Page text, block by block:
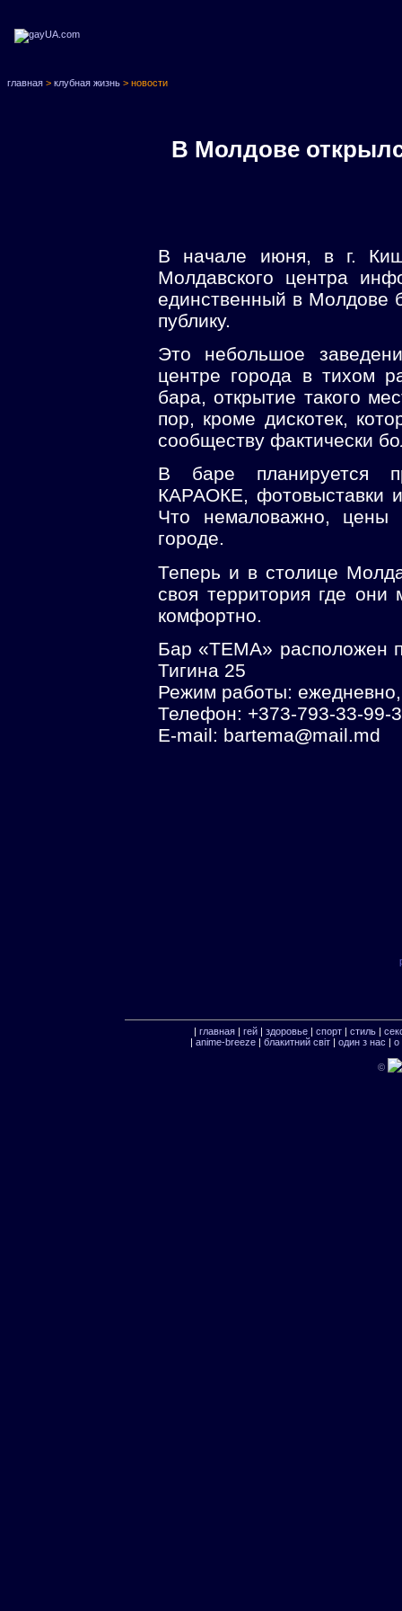
главная > клубная жизнь > новости
В Молдове
В начале июня, в г.
Молдавского центра
единственный в Молдове
публику.
Это небольшое
центре города в тихом
бара, открытие такого
пор, кроме дискотек,
сообществу фактически
В баре планируется
КАРАОКЕ, фотовыставки
Что немаловажно,
городе.
Теперь и в столице
своя территория где они
комфортно.
Бар «ТЕМА» расположен
Тигина 25
Режим работы:
Телефон: +373-793-33-99-3
E-mail: bartema@mail.md
| главная| гей| здоровье| спорт| стиль|
| anime-breeze| блакитний свiт| один з нас | о
©